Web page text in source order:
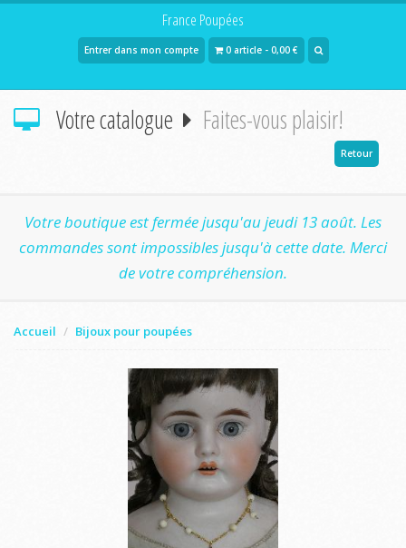
France Poupées
Entrer dans mon compte 0 article - 0,00 €
Votre catalogue Faites-vous plaisir!
Retour
Votre boutique est fermée jusqu'au jeudi 13 août. Les
commandes sont impossibles jusqu'à cette date. Merci
de votre compréhension.
Accueil Bijoux pour poupées